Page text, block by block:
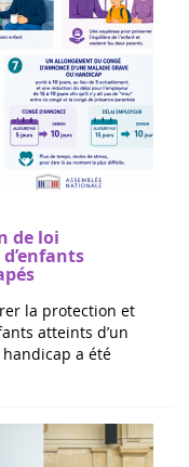
de loi
la protection et
atteints d’un
handicap a été